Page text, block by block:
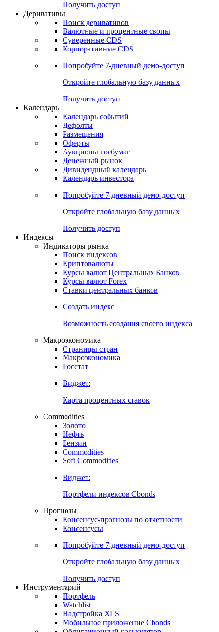
Получить доступ
Деривативы
Поиск деривативов
Валютные и процентные свопы
Суверенные CDS
Корпоративные CDS
Попробуйте 7-дневный демо-доступ
Откройте глобальную базу данных
Получить доступ
Календарь
Календарь событий
Дефолты
Размещения
Оферты
Аукционы госбумаг
Денежный рынок
Дивидендный календарь
Календарь инвестора
Попробуйте 7-дневный демо-доступ
Откройте глобальную базу данных
Получить доступ
Индексы
Индикаторы рынка
Поиск индексов
Криптовалюты
Курсы валют Центральных Банков
Курсы валют Forex
Ставки центральных банков
Создать индекс
Возможность создания своего индекса
Макроэкономика
Страницы стран
Макроэкономика
Росстат
Виджет:
Карта процентных ставок
Commodities
Золото
Нефть
Бензин
Commodities
Soft Commodities
Виджет:
Портфели индексов Cbonds
Прогнозы
Консенсус-прогнозы по отчетности
Консенсусы
Попробуйте 7-дневный демо-доступ
Откройте глобальную базу данных
Получить доступ
Инструментарий
Портфель
Watchlist
Надстройка XLS
Мобильное приложение Cbonds